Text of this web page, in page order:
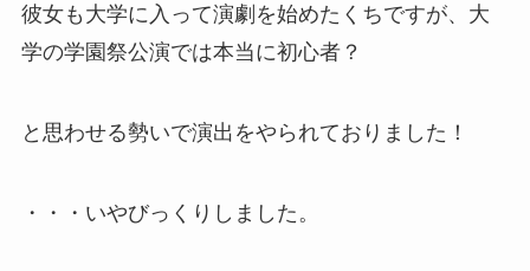
彼女も大学に入って演劇を始めたくちですが、大
学の学園祭公演では本当に初心者？
と思わせる勢いで演出をやられておりました！
・・・いやびっくりしました。